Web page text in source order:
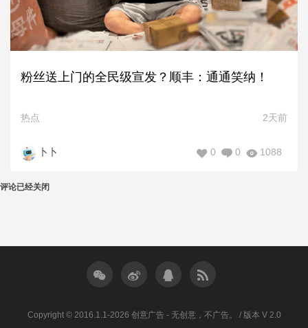
粉丝送上门的全民级宣发？顺丰：通通笑纳！
热点 2天前
卜卜 1088
0
0
评论已经关闭
Copyright © 2016.1.1-2026 创意广告 - 无创意，不广告。 / 版本 V 2.0